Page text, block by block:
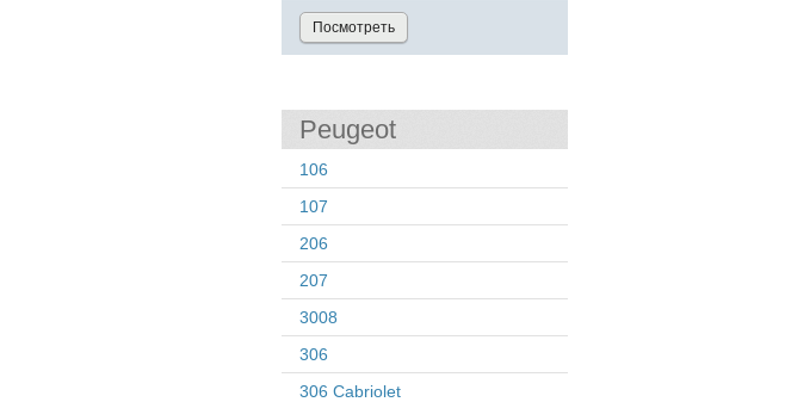
Peugeot
106
107
206
207
3008
306
306 Cabriolet